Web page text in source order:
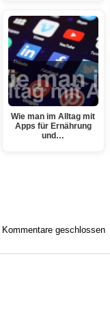
Wie man im Alltag mit
Apps für Ernährung
und…
Kommentare geschlossen